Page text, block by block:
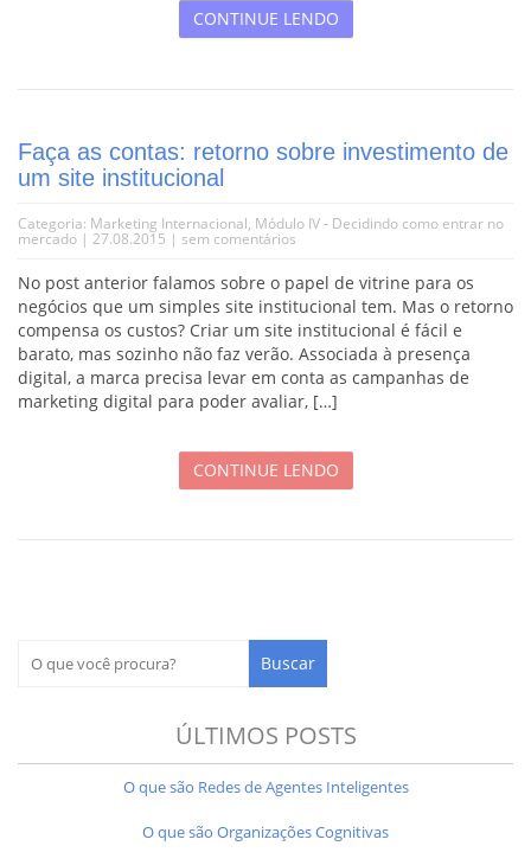
CONTINUE LENDO
Faça as contas: retorno sobre investimento de
um site institucional
Categoria: Marketing Internacional, Módulo IV - Decidindo como entrar no
mercado | 27.08.2015 | sem comentários
No post anterior falamos sobre o papel de vitrine para os
negócios que um simples site institucional tem. Mas o retorno
compensa os custos? Criar um site institucional é fácil e
barato, mas sozinho não faz verão. Associada à presença
digital, a marca precisa levar em conta as campanhas de
marketing digital para poder avaliar, […]
CONTINUE LENDO
ÚLTIMOS POSTS
O que são Redes de Agentes Inteligentes
O que são Organizações Cognitivas